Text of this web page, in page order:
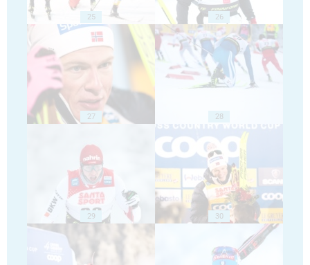
25 26
27 28
29 30